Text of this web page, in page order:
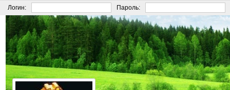
Логин: Пароль: